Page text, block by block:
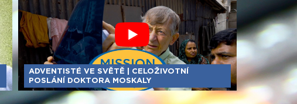
ADVENTISTÉ VE SVĚTĚ | CELOŽIVOTNÍ
POSLÁNÍ DOKTORA MOSKALY